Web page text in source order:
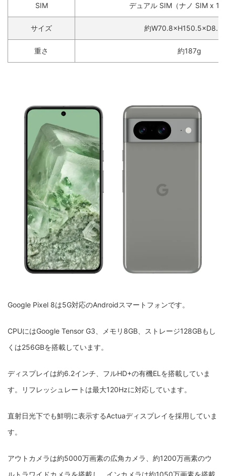
SIM デュアル SIM（ナノ SIM x 1
サイズ 約
重さ 約187g
Google Pixel 8は5G対応のAndroidスマートフォンです。
CPUにはGoogle Tensor G3、メモリ8GB、ストレージ128GBもし
くは256GBを搭載しています。
ディスプレイは約6.2インチ、フルHD+の有機ELを搭載していま
す。リフレッシュレートは最大120Hzに対応しています。
直射日光下でも鮮明に表示するActuaディスプレイを採用していま
す。
アウトカメラは約5000万画素の広角カメラ、約1200万画素のウ